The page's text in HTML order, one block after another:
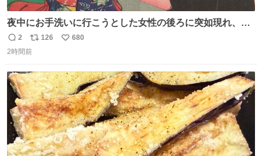
夜中にお手洗いに行こうとした女性の後ろに突如現れ、髪
の毛にガブリと嚙みついたのは、「髪切」という真っ黒な
モンスター。顔をアップでみるとちょっと怖い、正体不明
「アニマル＆モンスター」展にて8/23まで展示していま
す。
返
信
2
リ
ポ
ト
数
126
い
数
680
2時間前